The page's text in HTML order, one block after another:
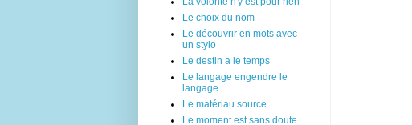
Le choix du nom
Le découvrir en mots avec
un stylo
Le destin a le temps
Le langage engendre le
langage
Le matériau source
Le moment est sans doute